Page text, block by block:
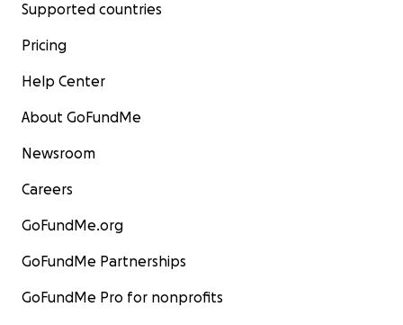
Supported countries
Pricing
Help Center
About GoFundMe
Newsroom
Careers
GoFundMe.org
GoFundMe Partnerships
GoFundMe Pro for nonprofits